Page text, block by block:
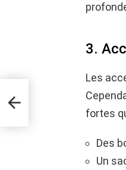
3.
Les
fortes
Des
Un